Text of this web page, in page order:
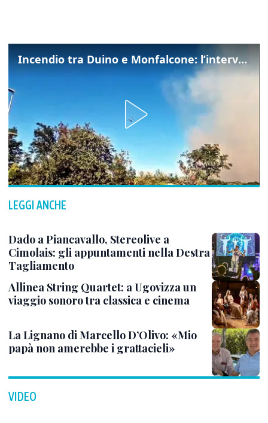
Incendio tra Duino e Monfalcone: l’intervento dei vigili del fuoco
LEGGI ANCHE
Dado a Piancavallo, Stereolive a
Cimolais: gli appuntamenti nella Destra
Tagliamento
Allinea String Quartet: a Ugovizza un
viaggio sonoro tra classica e cinema
La Lignano di Marcello D’Olivo: «Mio
papà non amerebbe i grattacieli»
VIDEO